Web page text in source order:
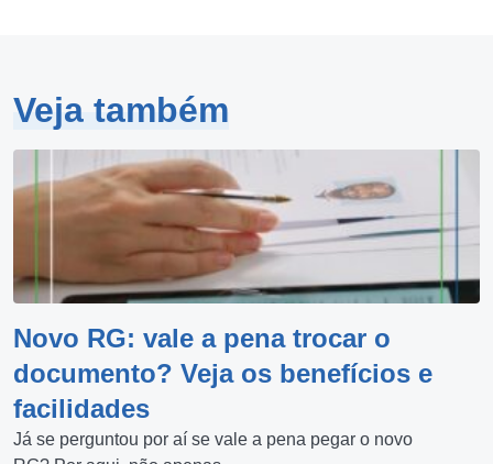
Veja também
Novo RG: vale a pena trocar o
documento? Veja os benefícios e
facilidades
Já se perguntou por aí se vale a pena pegar o novo